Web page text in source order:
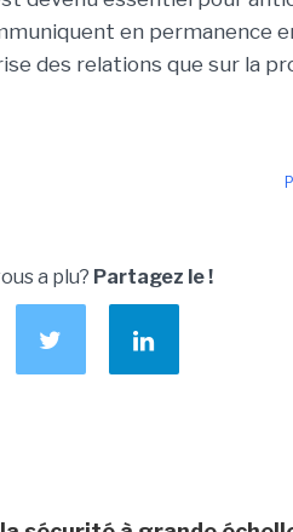
en permanence
des relations que sur la
a plu? Partagez le !